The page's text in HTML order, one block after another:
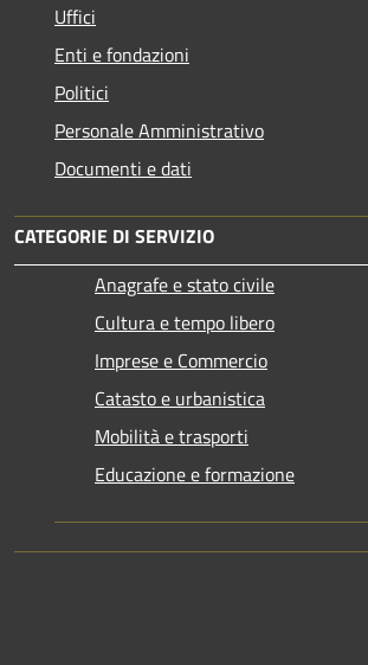
Uffici
Enti e fondazioni
Politici
Personale Amministrativo
Documenti e dati
CATEGORIE DI SERVIZIO
Anagrafe e stato civile
Cultura e tempo libero
Imprese e Commercio
Catasto e urbanistica
Mobilità e trasporti
Educazione e formazione